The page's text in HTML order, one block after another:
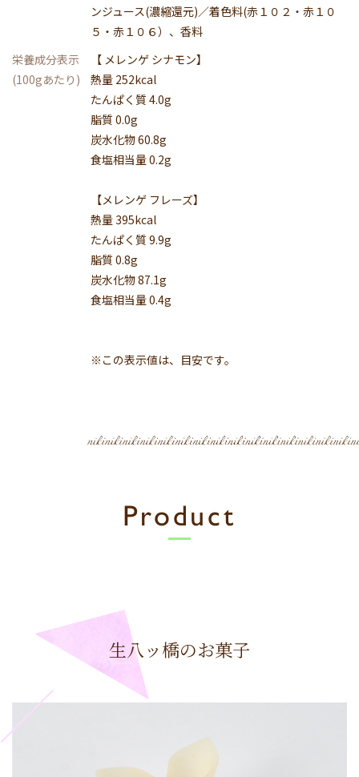
ンジュース(濃縮還元)／着色料(赤１０２・赤１０
５・赤１０６）、香料
栄養成分表示
(100gあたり)
【 メレンゲ シナモン】
熱量 252kcal
たんぱく質 4.0g
脂質 0.0g
炭水化物 60.8g
食塩相当量 0.2g
【メレンゲ フレーズ】
熱量 395kcal
たんぱく質 9.9g
脂質 0.8g
炭水化物 87.1g
食塩相当量 0.4g
※この表示値は、目安です。
Product
生八ッ橋のお菓子